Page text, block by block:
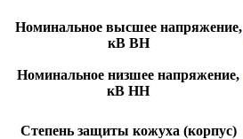
Номинальное высшее напряжение,
кВ ВН
Номинальное низшее напряжение,
кВ НН
Степень защиты кожуха (корпус)